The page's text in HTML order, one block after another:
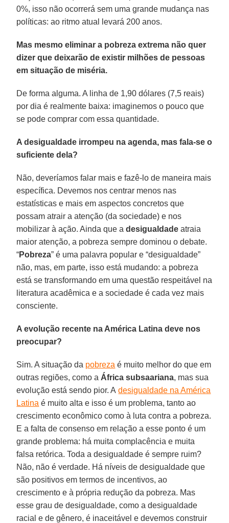
0%, isso não ocorrerá sem uma grande mudança nas
políticas: ao ritmo atual levará 200 anos.
Mas mesmo eliminar a pobreza extrema não quer
dizer que deixarão de existir milhões de pessoas
em situação de miséria.
De forma alguma. A linha de 1,90 dólares (7,5 reais)
por dia é realmente baixa: imaginemos o pouco que
se pode comprar com essa quantidade.
A desigualdade irrompeu na agenda, mas fala-se o
suficiente dela?
Não, deveríamos falar mais e fazê-lo de maneira mais
específica. Devemos nos centrar menos nas
estatísticas e mais em aspectos concretos que
possam atrair a atenção (da sociedade) e nos
mobilizar à ação. Ainda que adesigualdade atraia
maior atenção, a pobreza sempre dominou o debate.
“Pobreza” é uma palavra popular e “desigualdade”
não, mas, em parte, isso está mudando: a pobreza
está se transformando em uma questão respeitável na
literatura acadêmica e a sociedade é cada vez mais
consciente.
A evolução recente na América Latina deve nos
preocupar?
Sim. A situação da pobreza é muito melhor do que em
outras regiões, como a África subsaariana, mas sua
evolução está sendo pior. A desigualdade na América
Latina é muito alta e isso é um problema, tanto ao
crescimento econômico como à luta contra a pobreza.
E a falta de consenso em relação a esse ponto é um
grande problema: há muita complacência e muita
falsa retórica. Toda a desigualdade é sempre ruim?
Não, não é verdade. Há níveis de desigualdade que
são positivos em termos de incentivos, ao
crescimento e à própria redução da pobreza. Mas
esse grau de desigualdade, como a desigualdade
racial e de gênero, é inaceitável e devemos construir